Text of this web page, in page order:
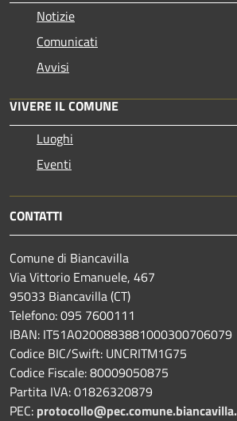
Notizie
Comunicati
Avvisi
VIVERE IL COMUNE
Luoghi
Eventi
CONTATTI
Comune di Biancavilla
Via Vittorio Emanuele, 467
95033 Biancavilla (CT)
Telefono: 095 7600111
IBAN: IT51A0200883881000300706079
Codice BIC/Swift: UNCRITM1G75
Codice Fiscale: 80009050875
Partita IVA: 01826320879
PEC: